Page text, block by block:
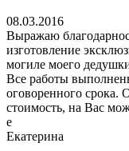
08.03.2016
Выражаю
изготовление
могиле моего
Все работы
оговоренного срока.
стоимость, на Вас
е
Екатерина